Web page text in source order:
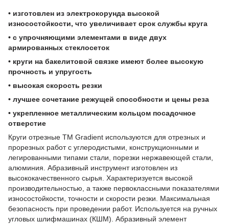
• изготовлен из электрокорунда высокой
износостойкости, что увеличивает срок службы круга
• с упрочняющими элементами в виде двух
армированных стеклосеток
• круги на бакелитовой связке имеют более высокую
прочность и упругость
• высокая скорость резки
• лучшее сочетание режущей способности и цены реза
• укрепленное металлическим кольцом посадочное
отверстие
Круги отрезные TM Gradient используются для отрезных и
прорезных работ с углеродистыми, конструкционными и
легированными типами стали, порезки нержавеющей стали,
алюминия. Абразивный инструмент изготовлен из
высококачественного сырья. Характеризуется высокой
производительностью, а также первоклассными показателями
износостойкости, точности и скорости резки. Максимальная
безопасность при проведении работ. Используется на ручных
угловых шлифмашинах (КШМ). Абразивный элемент